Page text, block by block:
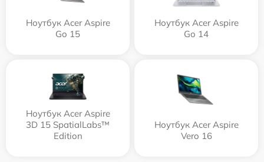
Ноутбук Acer Aspire
Go 15
Ноутбук Acer Aspire
Go 14
Ноутбук Acer Aspire
3D 15 SpatialLabs™
Edition
Ноутбук Acer Aspire
Vero 16